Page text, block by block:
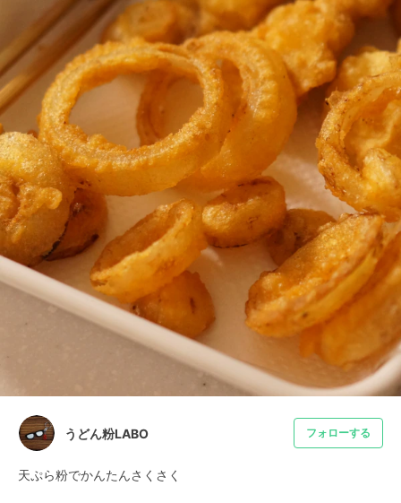
うどん粉LABO フォローする
天ぷら粉でかんたんさくさく